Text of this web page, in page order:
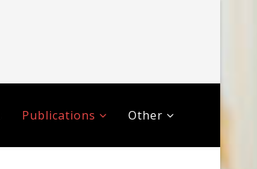
Publications Other